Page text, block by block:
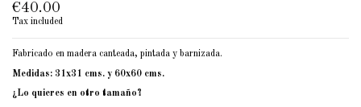
€40.00
Tax included
Fabricado en madera canteada, pintada y barnizada.
Medidas: 31x31 cms. y 60x60 cms.
¿Lo quieres en otro tamaño?